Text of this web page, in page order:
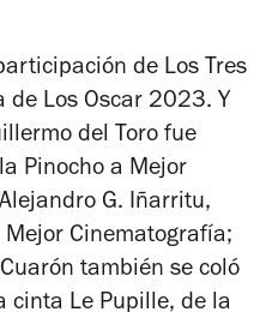
de Los Tres
de Los Oscar 2023. Y
del Toro fue
Pinocho a Mejor
G. Iñarritu,
Cinematografía;
también se coló
cinta Le Pupille, de la